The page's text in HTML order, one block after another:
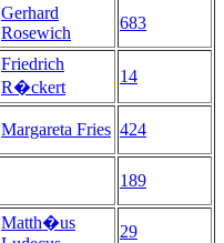
Gerhard
Rosewich
683
Friedrich
R�ckert
14
Margareta Fries 424
189
Matth�us
29